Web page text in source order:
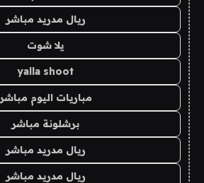
ريال مدريد مباشر
يلا شوت
yalla shoot
مباريات اليوم مباشر
برشلونة مباشر
ريال مدريد مباشر
ريال مدريد مباشر